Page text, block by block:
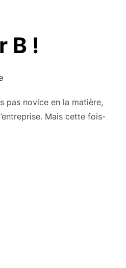
B !
pas novice en la matière,
Mais cette fois-
B ! »